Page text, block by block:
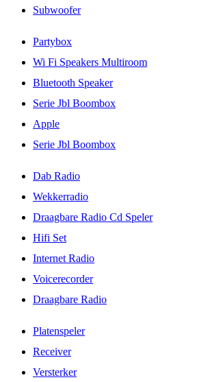
Subwoofer
Partybox
Wi Fi Speakers Multiroom
Bluetooth Speaker
Serie Jbl Boombox
Apple
Serie Jbl Boombox
Dab Radio
Wekkerradio
Draagbare Radio Cd Speler
Hifi Set
Internet Radio
Voicerecorder
Draagbare Radio
Platenspeler
Receiver
Versterker